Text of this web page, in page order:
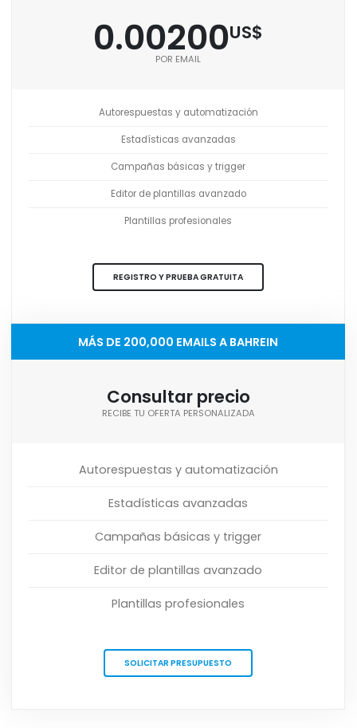
0.00200US$
POR EMAIL
Autorespuestas y automatización
Estadísticas avanzadas
Campañas básicas y trigger
Editor de plantillas avanzado
Plantillas profesionales
REGISTRO Y PRUEBA GRATUITA
MÁS DE 200,000 EMAILS A BAHREIN
Consultar precio
RECIBE TU OFERTA PERSONALIZADA
Autorespuestas y automatización
Estadísticas avanzadas
Campañas básicas y trigger
Editor de plantillas avanzado
Plantillas profesionales
SOLICITAR PRESUPUESTO